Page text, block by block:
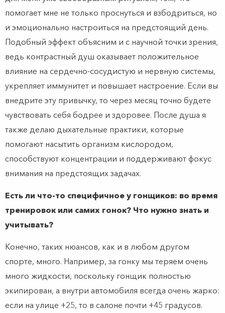
помогает мне не только проснуться и взбодриться, но
и эмоционально настроиться на предстоящий день.
Подобный эффект объясним и с научной точки зрения,
ведь контрастный душ оказывает положительное
влияние на сердечно-сосудистую и нервную системы,
укрепляет иммунитет и повышает настроение. Если вы
внедрите эту привычку, то через месяц точно будете
чувствовать себя бодрее и здоровее. После душа я
также делаю дыхательные практики, которые
помогают насытить организм кислородом,
способствуют концентрации и поддерживают фокус
внимания на предстоящих задачах.
Есть ли что-то специфичное у гонщиков: во время
тренировок или самих гонок? Что нужно знать и
учитывать?
Конечно, таких нюансов, как и в любом другом
спорте, много. Например, за гонку мы теряем очень
много жидкости, поскольку гонщик полностью
экипирован, а внутри автомобиля всегда очень жарко:
если на улице +25, то в салоне почти +45 градусов.